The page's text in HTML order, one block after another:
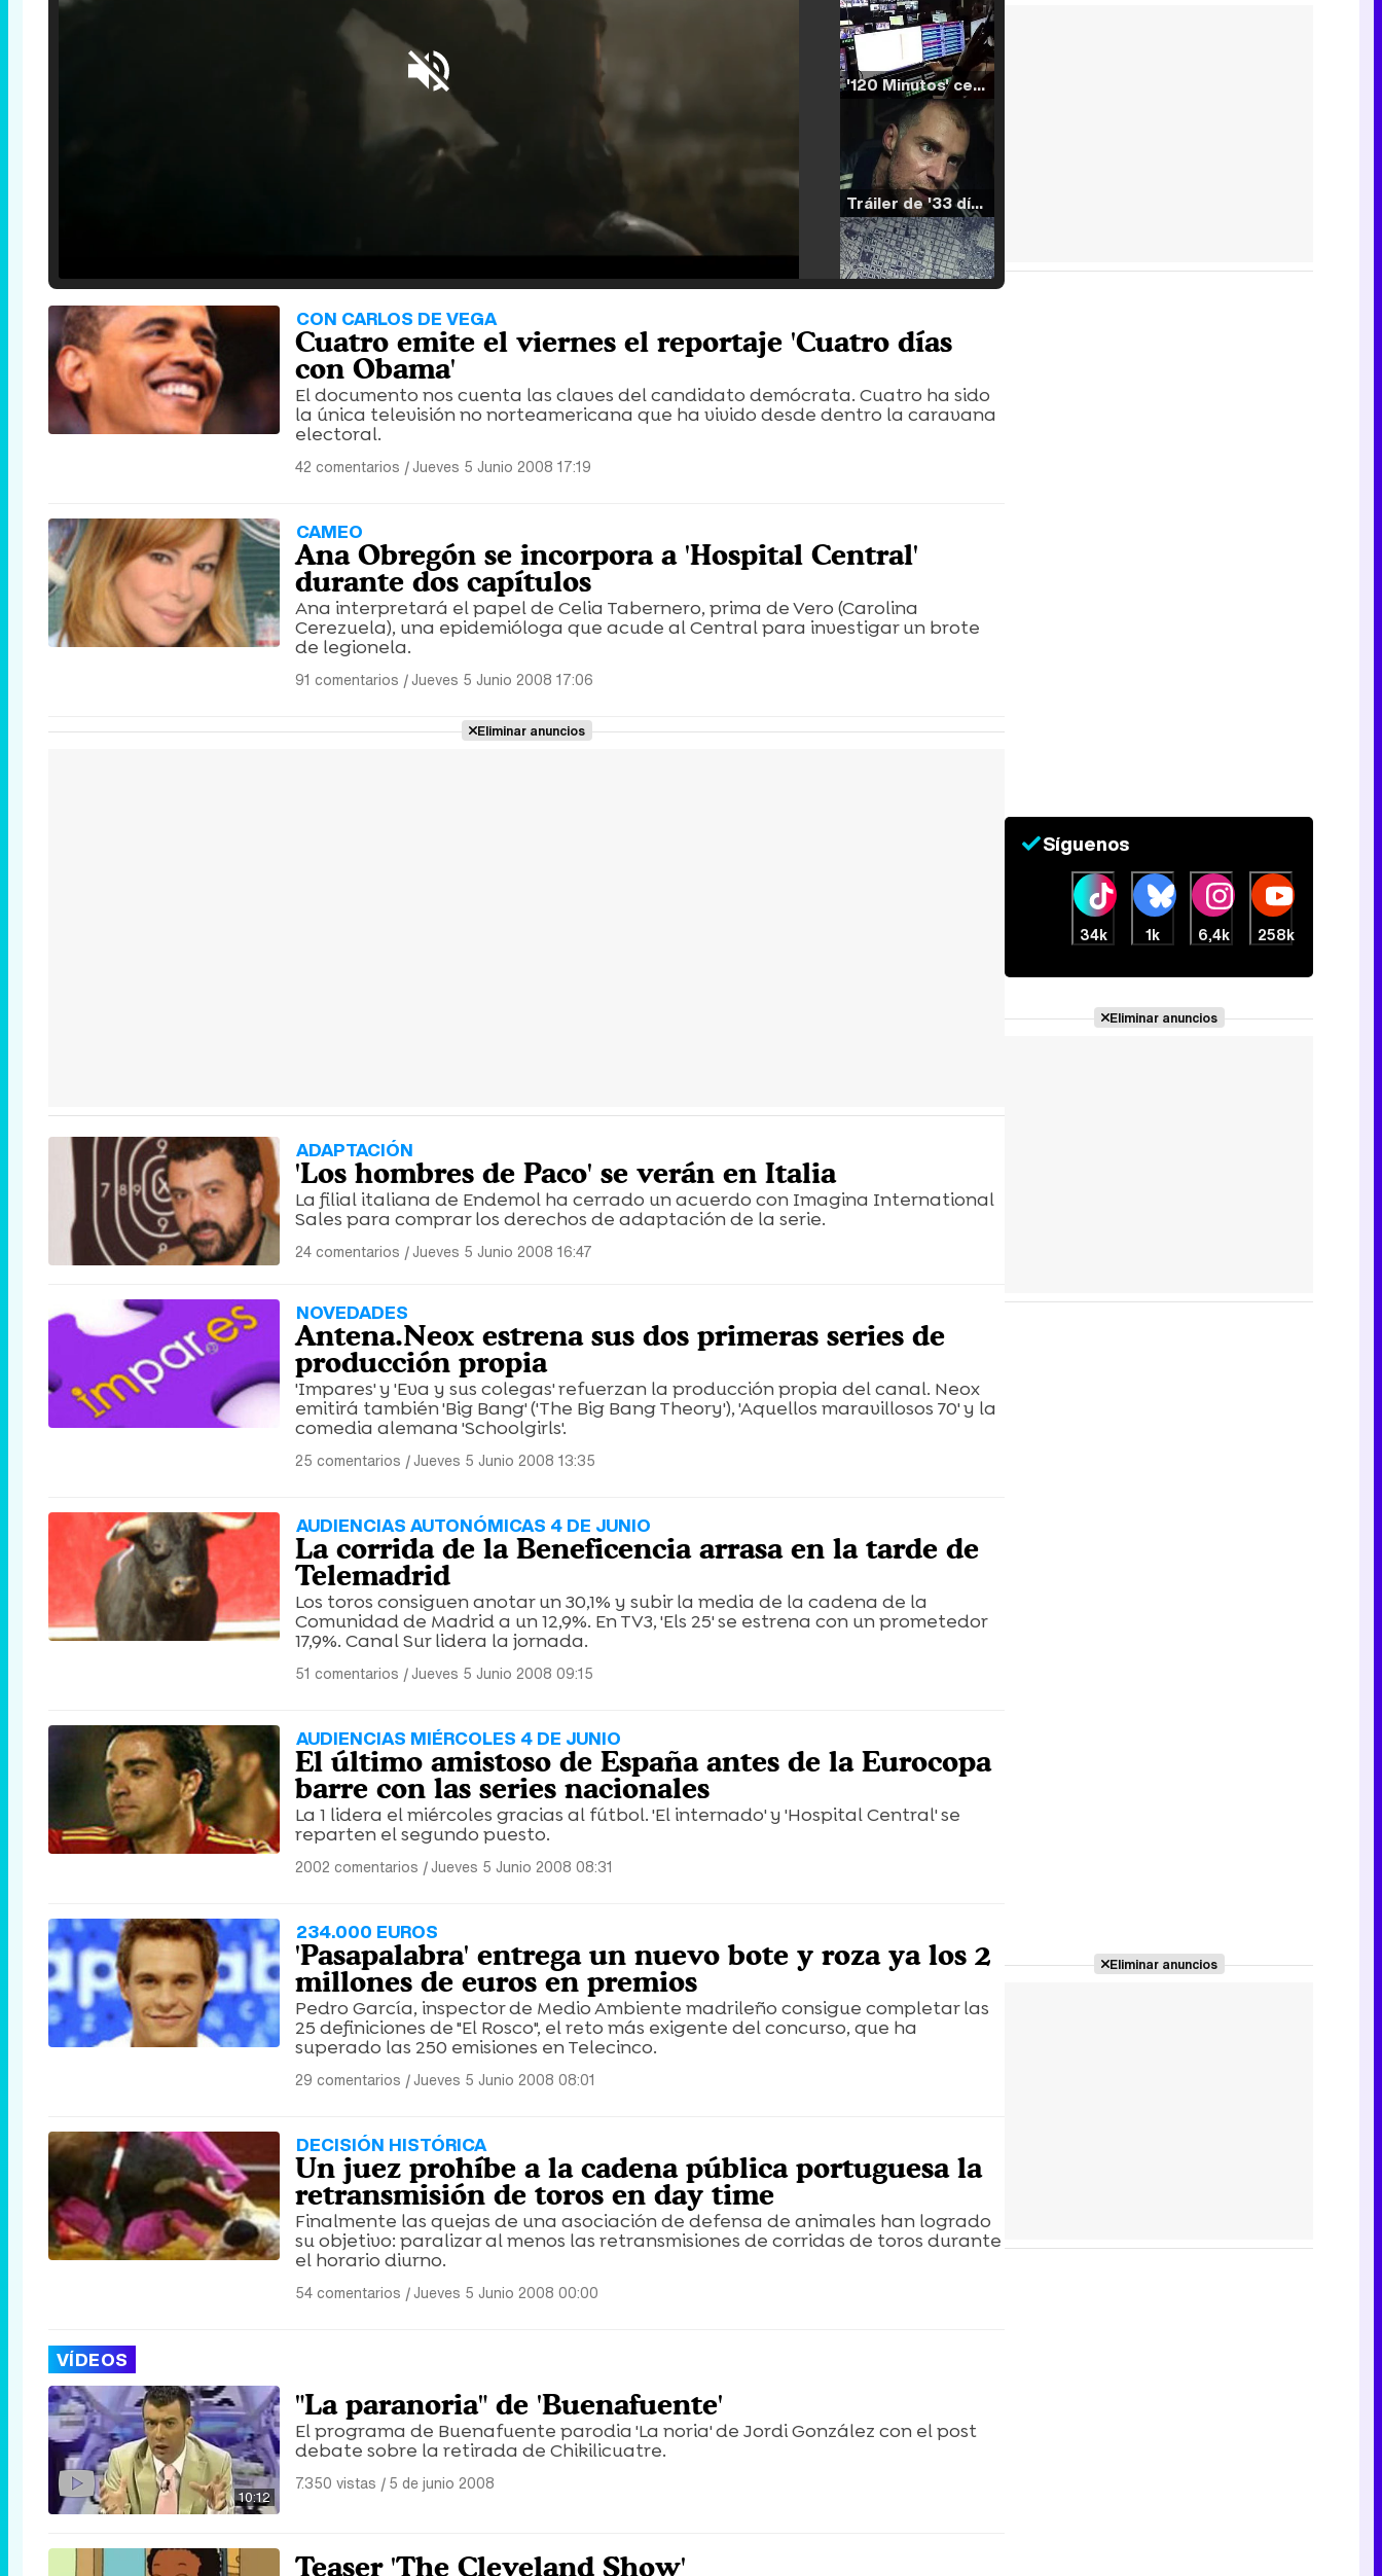
'120 Minutos' celebra sus 2.000 programas en Telemadrid con un vídeo del día a día en la redacción
Tráiler de '33 días', la nueva serie de Atresplayer con Julián Villagrán y José Manuel Poga
CON CARLOS DE VEGA
Cuatro emite el viernes el reportaje 'Cuatro días
con Obama'
El documento nos cuenta las claves del candidato demócrata. Cuatro ha sido
la única televisión no norteamericana que ha vivido desde dentro la caravana
electoral.
42 comentarios |Jueves 5 Junio 2008 17:19
CAMEO
Ana Obregón se incorpora a 'Hospital Central'
durante dos capítulos
Ana interpretará el papel de Celia Tabernero, prima de Vero (Carolina
Cerezuela), una epidemióloga que acude al Central para investigar un brote
de legionela.
91 comentarios |Jueves 5 Junio 2008 17:06
Eliminar anuncios
ADAPTACIÓN
'Los hombres de Paco' se verán en Italia
La filial italiana de Endemol ha cerrado un acuerdo con Imagina International
Sales para comprar los derechos de adaptación de la serie.
24 comentarios |Jueves 5 Junio 2008 16:47
NOVEDADES
Antena.Neox estrena sus dos primeras series de
producción propia
'Impares' y 'Eva y sus colegas' refuerzan la producción propia del canal. Neox
emitirá también 'Big Bang' ('The Big Bang Theory'), 'Aquellos maravillosos 70' y la
comedia alemana 'Schoolgirls'.
25 comentarios |Jueves 5 Junio 2008 13:35
AUDIENCIAS AUTONÓMICAS 4 DE JUNIO
La corrida de la Beneficencia arrasa en la tarde de
Telemadrid
Los toros consiguen anotar un 30,1% y subir la media de la cadena de la
Comunidad de Madrid a un 12,9%. En TV3, 'Els 25' se estrena con un prometedor
17,9%. Canal Sur lidera la jornada.
51 comentarios |Jueves 5 Junio 2008 09:15
AUDIENCIAS MIÉRCOLES 4 DE JUNIO
El último amistoso de España antes de la Eurocopa
barre con las series nacionales
La 1 lidera el miércoles gracias al fútbol. 'El internado' y 'Hospital Central' se
reparten el segundo puesto.
2002 comentarios |Jueves 5 Junio 2008 08:31
234.000 EUROS
'Pasapalabra' entrega un nuevo bote y roza ya los 2
millones de euros en premios
Pedro García, inspector de Medio Ambiente madrileño consigue completar las
25 definiciones de "El Rosco", el reto más exigente del concurso, que ha
superado las 250 emisiones en Telecinco.
29 comentarios |Jueves 5 Junio 2008 08:01
DECISIÓN HISTÓRICA
Un juez prohíbe a la cadena pública portuguesa la
retransmisión de toros en day time
Finalmente las quejas de una asociación de defensa de animales han logrado
su objetivo: paralizar al menos las retransmisiones de corridas de toros durante
el horario diurno.
54 comentarios |Jueves 5 Junio 2008 00:00
VÍDEOS
10:12
"La paranoria" de 'Buenafuente'
El programa de Buenafuente parodia 'La noria' de Jordi González con el post
debate sobre la retirada de Chikilicuatre.
7.350 vistas |5 de junio 2008
Teaser 'The Cleveland Show'
Síguenos
34k 1k 6,4k 258k
Eliminar anuncios
Eliminar anuncios